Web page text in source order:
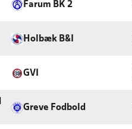
Farum BK 2
Holbæk B&I
GVI
Greve Fodbold